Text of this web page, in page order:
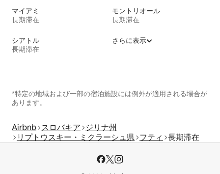
マイアミ
長期滞在
モントリオール
長期滞在
シアトル
長期滞在
さらに表示
*特定の地域および一部の宿泊施設には例外が適用される場合が
あります。
Airbnb スロバキア
ジリナ州
リプトウスキー・ミクラーシュ県 フティ 長期滞在